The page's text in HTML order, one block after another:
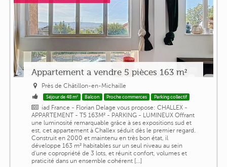
Appartement a vendre 5 pièces 163 m²
Près de Châtillon-en-Michaille
Séjour de 48 m² Balcon Proche commerces Parking collectif
iad France - Florian Delage vous propose: CHALLEX -
APPARTEMENT - T5 163M² - PARKING - LUMINEUX Offrant
une luminosité remarquable grâce à ses expositions sud et
est, cet appartement à Challex séduit dès le premier regard.
Construit en 2000 et maintenu en très bon état, il
développe 163 m² habitables sur un seul niveau au sein
d'une copropriété de 3 lots, et réunit confort, volumes et
praticité dans un ensemble cohérent [...]